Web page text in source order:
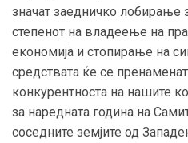
значат заедничко лобирање
степенот на владеење на
економија и стопирање на
средствата ќе се
конкурентноста на нашите
за наредната година на
соседните земјите од